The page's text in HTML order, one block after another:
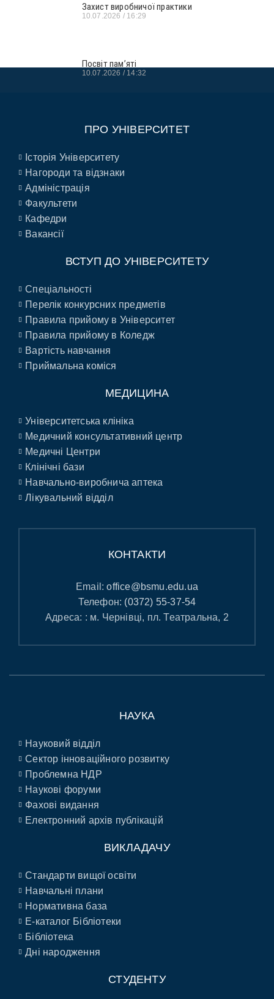
Захист виробничої практики
10.07.2026 16:29
Посвіт пам’яті
10.07.2026 14:32
ПРО УНІВЕРСИТЕТ
Історія Університету
Нагороди та відзнаки
Адміністрація
Факультети
Кафедри
Вакансії
ВСТУП ДО УНІВЕРСИТЕТУ
Спеціальності
Перелік конкурсних предметів
Правила прийому в Університет
Правила прийому в Коледж
Вартість навчання
Приймальна коміся
МЕДИЦИНА
Університетська клініка
Медичний консультативний центр
Медичні Центри
Клінічні бази
Навчально-виробнича аптека
Лікувальний відділ
КОНТАКТИ
Email:office@bsmu.edu.ua
Телефон: (0372) 55-37-54
Адреса: : м. Чернівці, пл. Театральна, 2
НАУКА
Науковий відділ
Сектор інноваційного розвитку
Проблемна НДР
Наукові форуми
Фахові видання
Електронний архів публікацій
ВИКЛАДАЧУ
Стандарти вищої освіти
Навчальні плани
Нормативна база
E-каталог Бібліотеки
Бібліотека
Дні народження
СТУДЕНТУ